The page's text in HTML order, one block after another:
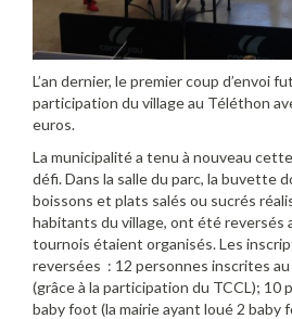
L’an dernier, le premier coup d’envoi
participation du village au Téléthon
euros.
La municipalité a tenu à nouveau
défi. Dans la salle du parc, la buvette
boissons et plats salés ou sucrés
habitants du village, ont été reversés
tournois étaient organisés. Les
reversées : 12 personnes inscrites
(grâce à la participation du TCCL); 10
baby foot (la mairie ayant loué 2 baby